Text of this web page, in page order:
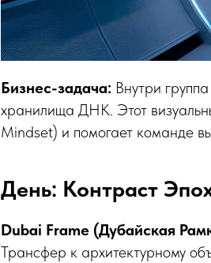
Бизнес-задача: Внутри
хранилища ДНК. Этот
Mindset) и помогает команде
День: Контраст
Dubai Frame (Дубайская
Трансфер к архитектурному